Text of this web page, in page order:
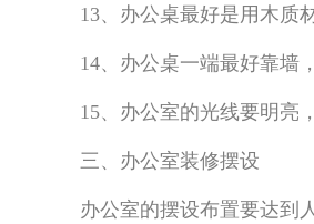
13、办公桌最好是用木质
14、办公桌一端最好靠墙
15、办公室的光线要明亮
三、办公室装修摆设
办公室的摆设布置要达到